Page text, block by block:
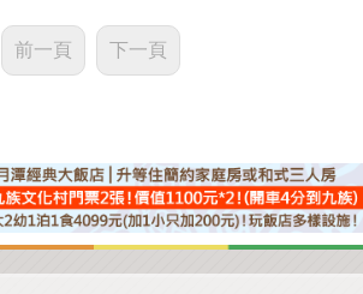
前一頁 下一頁